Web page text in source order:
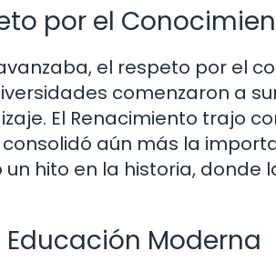
por el
el respeto por el
comenzaron a
El Renacimiento trajo
aún más la
hito en la historia, donde
Moderna